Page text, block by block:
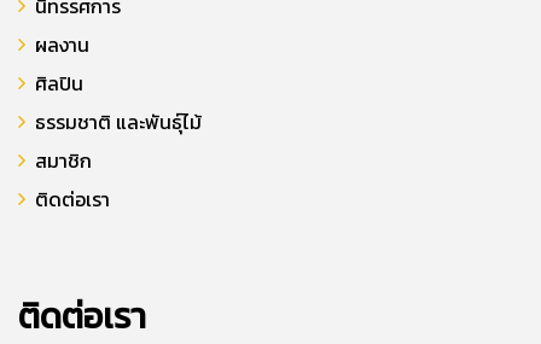
นิทรรศการ
ผลงาน
ศิลปิน
ธรรมชาติ และพันธุ์ไม้
สมาชิก
ติดต่อเรา
ติดต่อเรา